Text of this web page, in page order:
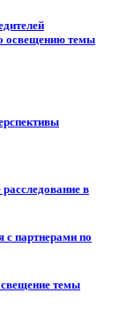
освещению темы
в
с партнерами по
темы